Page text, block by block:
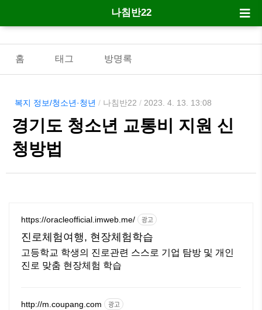
나침반22
홈 태그 방명록
복지 정보/청소년·청년 / 나침반22 / 2023. 4. 13. 13:08
경기도 청소년 교통비 지원 신
청방법
https://oracleofficial.imweb.me/ 광고
진로체험여행, 현장체험학습
고등학교 학생의 진로관련 스스로 기업 탐방 및 개인
진로 맞춤 현장체험 학습
http://m.coupang.com 광고